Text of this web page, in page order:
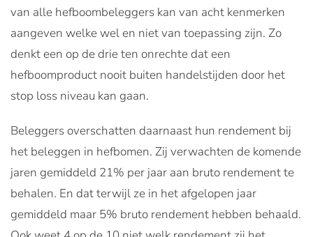
van alle hefboombeleggers kan van acht kenmerken
aangeven welke wel en niet van toepassing zijn. Zo
denkt een op de drie ten onrechte dat een
hefboomproduct nooit buiten handelstijden door het
stop loss niveau kan gaan.
Beleggers overschatten daarnaast hun rendement bij
het beleggen in hefbomen. Zij verwachten de komende
jaren gemiddeld 21% per jaar aan bruto rendement te
behalen. En dat terwijl ze in het afgelopen jaar
gemiddeld maar 5% bruto rendement hebben behaald.